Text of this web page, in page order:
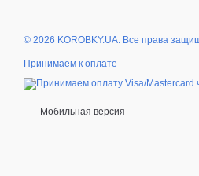
© 2026 KOROBKY.UA. Все права
Принимаем к оплате
Мобильная версия